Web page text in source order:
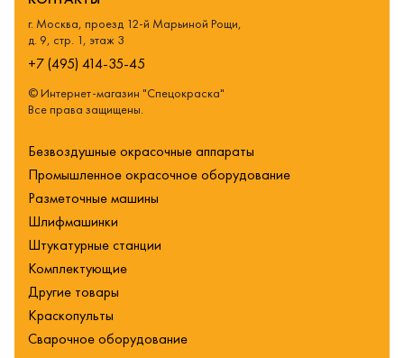
г. Москва, проезд 12-й Марьиной Рощи,
д. 9, стр. 1, этаж 3
+7 (495) 414-35-45
© Интернет-магазин "Спецокраска"
Все права защищены.
Безвоздушные окрасочные аппараты
Промышленное окрасочное оборудование
Разметочные машины
Шлифмашинки
Штукатурные станции
Комплектующие
Другие товары
Краскопульты
Сварочное оборудование